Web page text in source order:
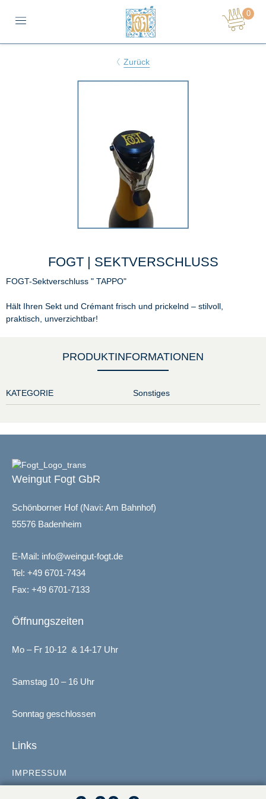
0
Zurück
FOGT | SEKTVERSCHLUSS
FOGT-Sektverschluss " TAPPO"
Hält Ihren Sekt und Crémant frisch und prickelnd – stilvoll,
praktisch, unverzichtbar!
PRODUKTINFORMATIONEN
KATEGORIE Sonstiges
Weingut Fogt GbR
Schönborner Hof (Navi: Am Bahnhof)
55576 Badenheim
E-Mail: info@weingut-fogt.de
Tel: +49 6701-7434
Fax: +49 6701-7133
Öffnungszeiten
Mo – Fr 10-12 & 14-17 Uhr
Samstag 10 – 16 Uhr
Sonntag geschlossen
Links
IMPRESSUM